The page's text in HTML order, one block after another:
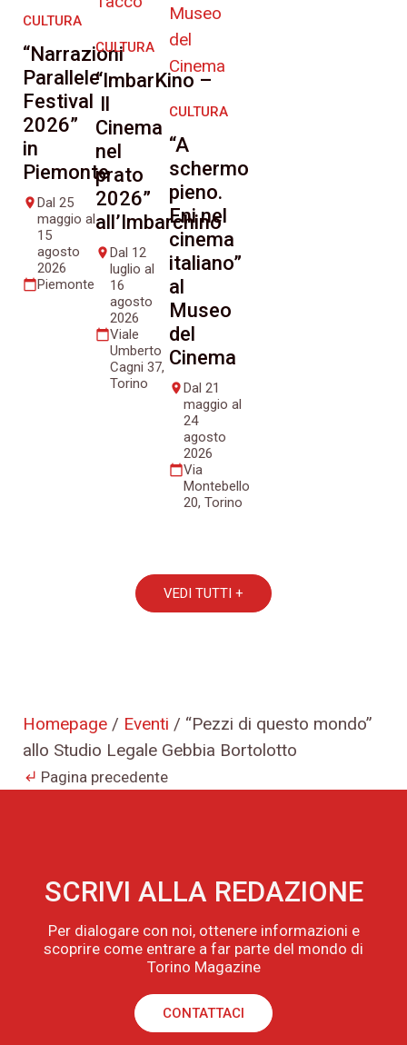
CULTURA
“Narrazioni
Parallele
Festival
2026”
in
Piemonte
place Dal 25
maggio al
15
agosto
2026
calendar_todayPiemonte
CULTURA
“ImbarKino –
Cinema
nel
prato
2026”
all’Imbarchino
place Dal 12
luglio al
16
agosto
2026
calendar_todayViale
Umberto
Cagni 37,
Torino
CULTURA
“A
schermo
pieno.
Eni nel
cinema
italiano”
al
Museo
del
Cinema
place Dal 21
maggio al
24
agosto
2026
calendar_todayVia
Montebello
20, Torino
VEDI TUTTI +
Homepage / Eventi / “Pezzi di questo mondo”
allo Studio Legale Gebbia Bortolotto
subdirectory_arrow_left Pagina precedente
SCRIVI ALLA REDAZIONE
Per dialogare con noi, ottenere informazioni e
scoprire come entrare a far parte del mondo di
Torino Magazine
CONTATTACI